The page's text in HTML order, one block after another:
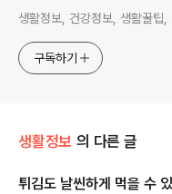
생활정보, 건강정보, 생활꿀팁
구독하기
생활정보 의 다른 글
튀김도 날씬하게 먹을 수